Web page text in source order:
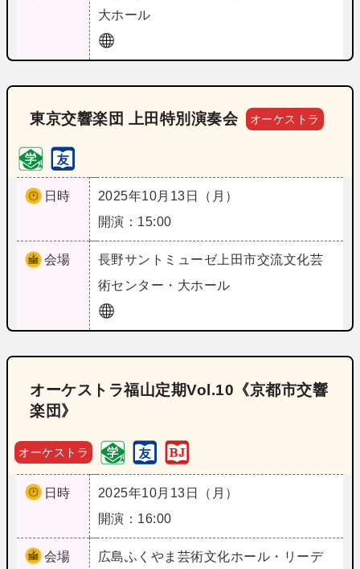
大ホール
東京交響楽団 上田特別演奏会 オーケストラ
日時
2025年10月13日（月）
開演：15:00
会場 長野サントミューゼ上田市交流文化芸
術センター・大ホール
オーケストラ福山定期Vol.10《京都市交響
楽団》
オーケストラ
日時
2025年10月13日（月）
開演：16:00
会場 広島ふくやま芸術文化ホール・リーデ